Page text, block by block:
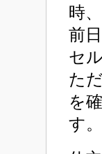
時
前
セ
た
を
す。